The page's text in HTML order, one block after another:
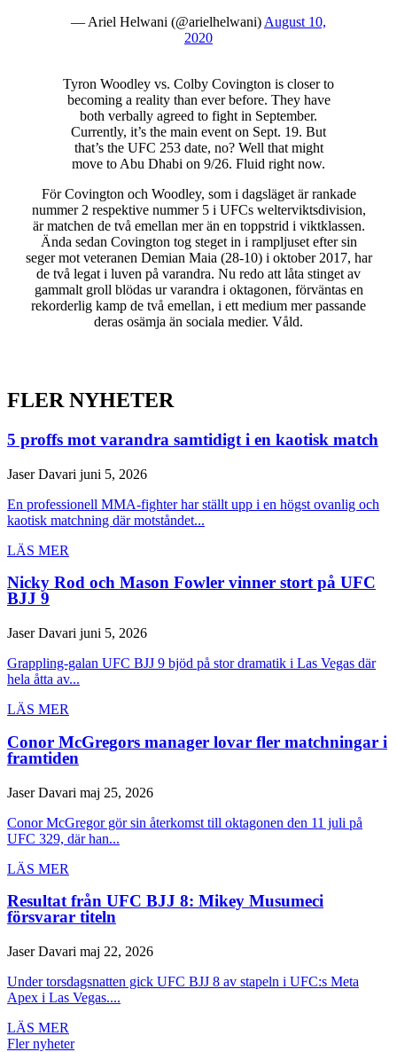
— Ariel Helwani (@arielhelwani) August 10,
2020
Tyron Woodley vs. Colby Covington is closer to
becoming a reality than ever before. They have
both verbally agreed to fight in September.
Currently, it’s the main event on Sept. 19. But
that’s the UFC 253 date, no? Well that might
move to Abu Dhabi on 9/26. Fluid right now.
För Covington och Woodley, som i dagsläget är rankade
nummer 2 respektive nummer 5 i UFCs welterviktsdivision,
är matchen de två emellan mer än en toppstrid i viktklassen.
Ända sedan Covington tog steget in i rampljuset efter sin
seger mot veteranen Demian Maia (28-10) i oktober 2017, har
de två legat i luven på varandra. Nu redo att låta stinget av
gammalt groll blödas ur varandra i oktagonen, förväntas en
rekorderlig kamp de två emellan, i ett medium mer passande
deras osämja än sociala medier. Våld.
FLER NYHETER
5 proffs mot varandra samtidigt i en kaotisk match
Jaser Davari juni 5, 2026
En professionell MMA-fighter har ställt upp i en högst ovanlig och
kaotisk matchning där motståndet...
LÄS MER
Nicky Rod och Mason Fowler vinner stort på UFC
BJJ 9
Jaser Davari juni 5, 2026
Grappling-galan UFC BJJ 9 bjöd på stor dramatik i Las Vegas där
hela åtta av...
LÄS MER
Conor McGregors manager lovar fler matchningar i
framtiden
Jaser Davari maj 25, 2026
Conor McGregor gör sin återkomst till oktagonen den 11 juli på
UFC 329, där han...
LÄS MER
Resultat från UFC BJJ 8: Mikey Musumeci
försvarar titeln
Jaser Davari maj 22, 2026
Under torsdagsnatten gick UFC BJJ 8 av stapeln i UFC:s Meta
Apex i Las Vegas....
LÄS MER
Fler nyheter